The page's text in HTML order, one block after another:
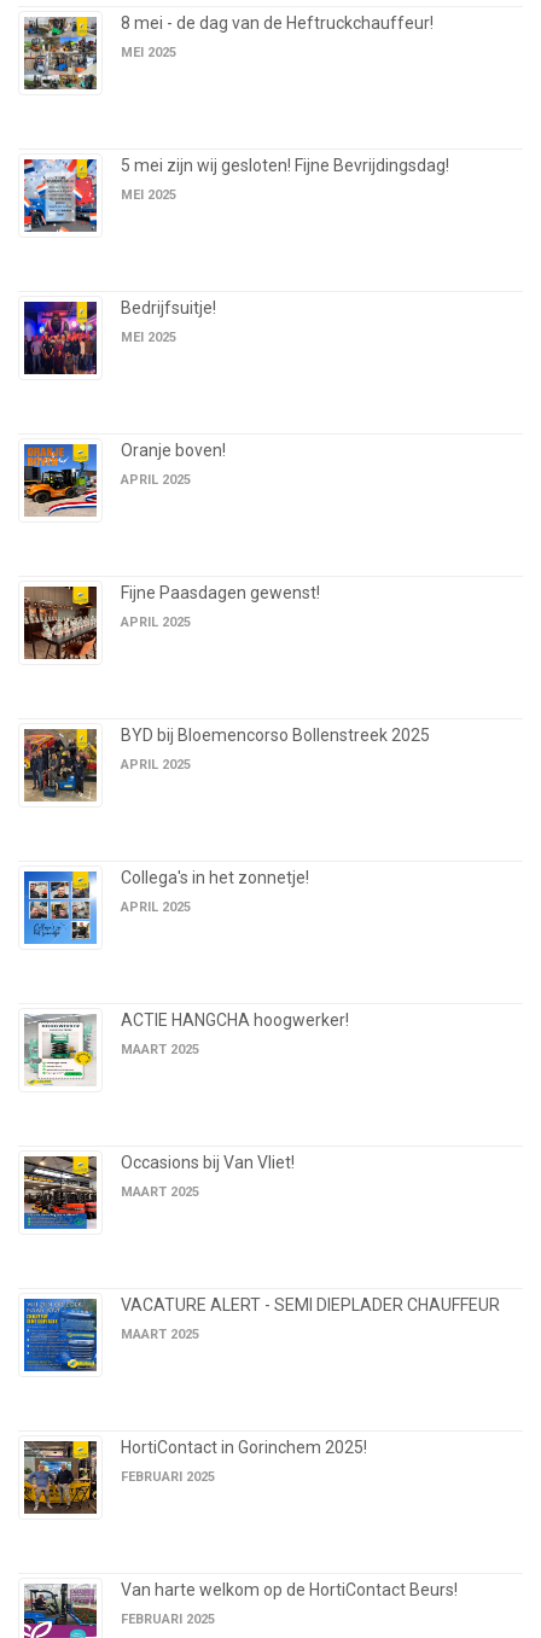
8 mei - de dag van de Heftruckchauffeur!
MEI 2025
5 mei zijn wij gesloten! Fijne Bevrijdingsdag!
MEI 2025
Bedrijfsuitje!
MEI 2025
Oranje boven!
APRIL 2025
Fijne Paasdagen gewenst!
APRIL 2025
BYD bij Bloemencorso Bollenstreek 2025
APRIL 2025
Collega's in het zonnetje!
APRIL 2025
ACTIE HANGCHA hoogwerker!
MAART 2025
Occasions bij Van Vliet!
MAART 2025
VACATURE ALERT - SEMI DIEPLADER CHAUFFEUR
MAART 2025
HortiContact in Gorinchem 2025!
FEBRUARI 2025
Van harte welkom op de HortiContact Beurs!
FEBRUARI 2025